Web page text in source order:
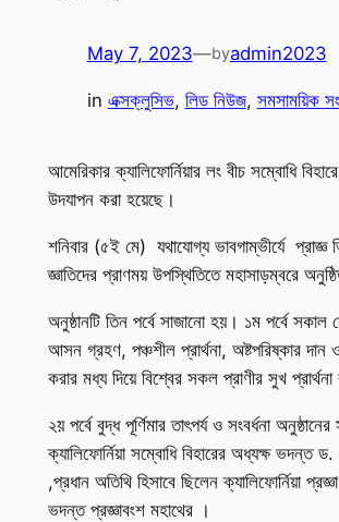
May 7, 2023—byadmin2023
in এক্সক্লুসিভ, লিড নিউজ, সমসাময়িক
আমেরিকার ক্যালিফোর্নিয়ার লং বীচ সম্বোধি
উদযাপন করা হয়েছে।
শনিবার (৫ই মে) যথাযোগ্য ভাবগাম্ভীর্যে প্রাজ্ঞ
জ্ঞাতিদের প্রাণময় উপস্থিতিতে মহাসাড়ম্বরে
অনুষ্ঠানটি তিন পর্বে সাজানো হয়। ১ম পর্বে সকাল
আসন গ্রহণ, পঞ্চশীল প্রার্থনা, অষ্টপরিষ্কার দান
করার মধ্য দিয়ে বিশ্বের সকল প্রাণীর সুখ
২য় পর্বে বুদ্ধ পূর্ণিমার তাৎপর্য ও সংবর্ধনা
ক্যালিফোর্নিয়া সম্বোধি বিহারের অধ্যক্ষ ভদন্ত ড.
,প্রধান অতিথি হিসাবে ছিলেন ক্যালিফোর্নিয়া
ভদন্ত প্রজ্ঞাবংশ মহাথের ।